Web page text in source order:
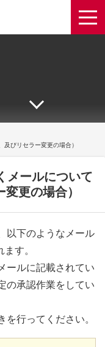
びリセラー変更の場合）
メールについて
更の場合）
以下のようなメール
す。
ールに記載されてい
の承認作業をしてい
を行ってください。